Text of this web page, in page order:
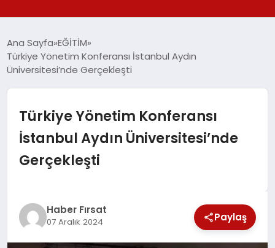
SPOR
TEKNOLOJİ
SAĞLIK
MAGAZİN
Ana Sayfa EĞİTİM
Türkiye Yönetim Konferansı İstanbul Aydın
Üniversitesi’nde Gerçekleşti
Türkiye Yönetim Konferansı
İstanbul Aydın Üniversitesi’nde
Gerçekleşti
Haber Fırsat
07 Aralık 2024 Paylaş